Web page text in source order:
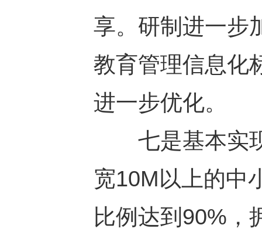
享。研制进一步
教育管理信息化
进一步优化。
七是基本实现
宽10M以上的中
比例达到90%，